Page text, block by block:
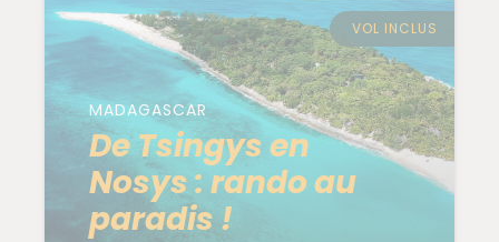
MADAGASCAR
De Tsingys en
Nosys : rando au
paradis !
VOL INCLUS